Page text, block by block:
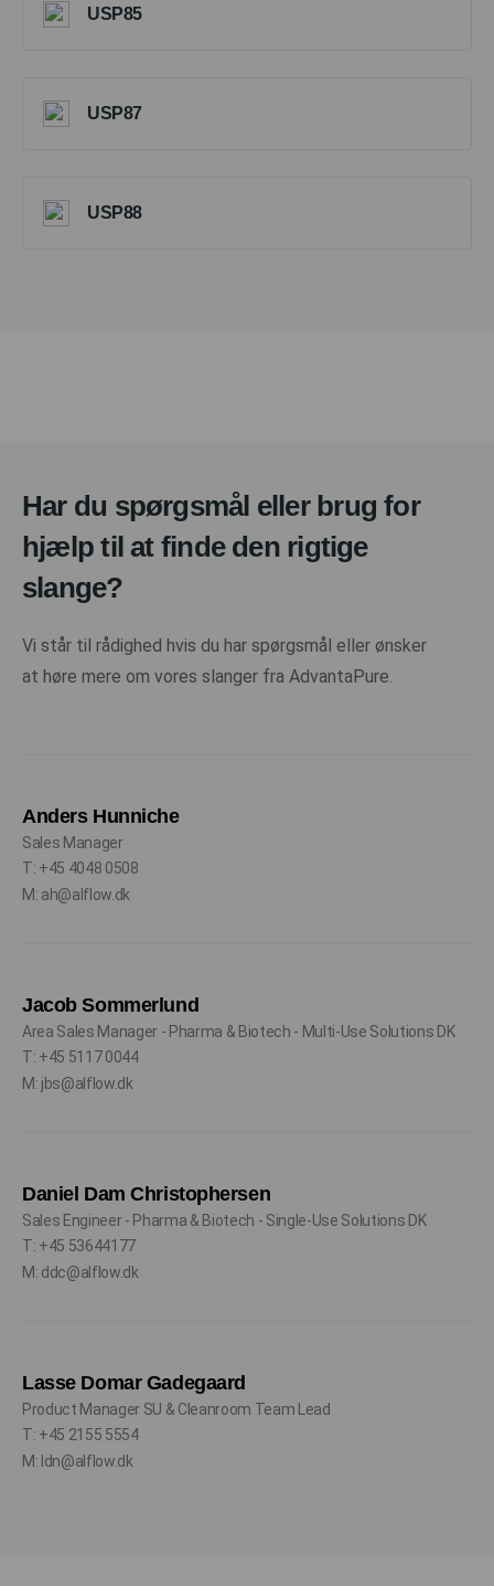
USP85
USP87
USP88
Har du spørgsmål eller brug for
hjælp til at finde den rigtige
slange?
Vi står til rådighed hvis du har spørgsmål eller ønsker
at høre mere om vores slanger fra AdvantaPure.
Anders Hunniche
Sales Manager
T: +45 4048 0508
M: ah@alflow.dk
Jacob Sommerlund
Area Sales Manager - Pharma & Biotech - Multi-Use Solutions DK
T: +45 5117 0044
M: jbs@alflow.dk
Daniel Dam Christophersen
Sales Engineer - Pharma & Biotech - Single-Use Solutions DK
T: +45 53644177
M: ddc@alflow.dk
Lasse Domar Gadegaard
Product Manager SU & Cleanroom Team Lead
T: +45 2155 5554
M: ldn@alflow.dk